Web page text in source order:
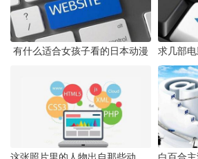
有什么适合女孩子看的日本动漫